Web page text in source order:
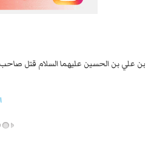
السبايا عند يزيد شهادة زيد بن علي بن